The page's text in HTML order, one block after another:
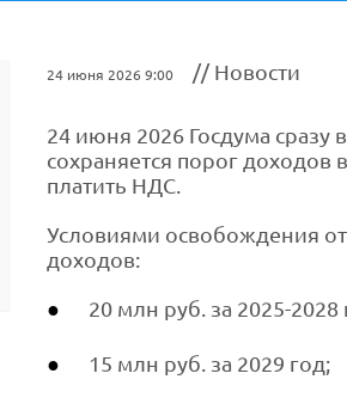
24 июня 2026 9:00 // Новости
24 июня 2026 Госдума сразу
сохраняется порог
платить НДС.
Условиями освобождения
доходов:
20 млн руб. за 2025-2028
15 млн руб. за 2029 год;